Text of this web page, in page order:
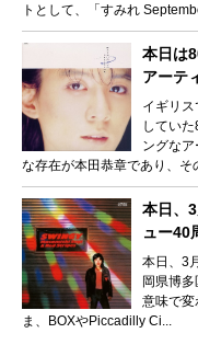
トとして、「すみれ
本日は
アーテ
イギリ
してい
ングな
な存在が本田恭章であり、そ
本日、
ュー40
本日、3
岡県博
意味で変
ま、BOXやPiccadilly Ci...